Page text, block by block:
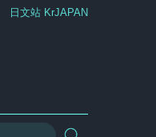
日文站 KrJAPAN